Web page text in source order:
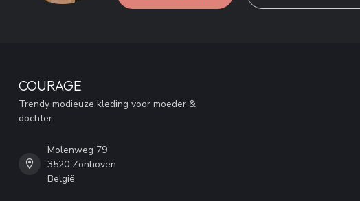
COURAGE
Trendy modieuze kleding voor moeder &
dochter
Molenweg 79
3520 Zonhoven
België